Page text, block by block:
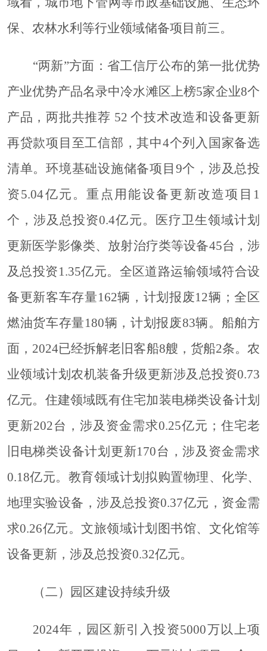
保、农林水利等行业领域储备项目前三。
“两新”方面：省工信厅公布的第一批优势
产业优势产品名录中冷水滩区上榜5家企业8个
产品，两批共推荐 52 个技术改造和设备更新
再贷款项目至工信部，其中4个列入国家备选
清单。环境基础设施储备项目9个，涉及总投
资5.04亿元。重点用能设备更新改造项目1
个，涉及总投资0.4亿元。医疗卫生领域计划
更新医学影像类、放射治疗类等设备45台，涉
及总投资1.35亿元。全区道路运输领域符合设
备更新客车存量162辆，计划报废12辆；全区
燃油货车存量180辆，计划报废83辆。船舶方
面，2024已经拆解老旧客船8艘，货船2条。农
业领域计划农机装备升级更新涉及总投资0.73
亿元。住建领域既有住宅加装电梯类设备计划
更新202台，涉及资金需求0.25亿元；住宅老
旧电梯类设备计划更新170台，涉及资金需求
0.18亿元。教育领域计划拟购置物理、化学、
地理实验设备，涉及总投资0.37亿元，资金需
求0.26亿元。文旅领域计划图书馆、文化馆等
设备更新，涉及总投资0.32亿元。
（二）园区建设持续升级
2024年，园区新引入投资5000万以上项